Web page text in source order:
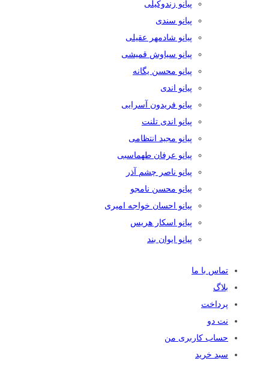
پیانو زندوکیلی
پیانو سندی
پیانو شادمهر عقیلی
پیانو سیاوش قمیشی
پیانو محسن یگانه
پیانو اندی
پیانو فریدون آسرایی
پیانو اندی تلنت
پیانو مجید انتظامی
پیانو عرفان طهماسبی
پیانو ناصر چشم آذر
پیانو محسن نامجو
پیانو احسان خواجه امیری
پیانو اسکار هریس
پیانو ایوان بند
تماس با ما
بلاگ
پرداخت
نت دو
حساب کاربری من
سبد خرید